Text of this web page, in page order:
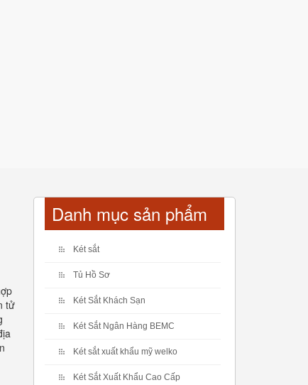
tử
Danh mục sản phẩm
Két sắt
Tủ Hồ Sơ
Két Sắt Khách Sạn
Két Sắt Ngân Hàng BEMC
Két sắt xuất khẩu mỹ welko
Két Sắt Xuất Khẩu Cao Cấp